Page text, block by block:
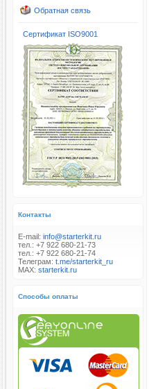
Обратная связь
Сертификат ISO9001
Контакты
E-mail: info@starterkit.ru
тел.: +7 922 680-21-73
тел.: +7 922 680-21-74
Телеграм: t.me/starterkit_ru
MAX: starterkit.ru
Способы оплаты